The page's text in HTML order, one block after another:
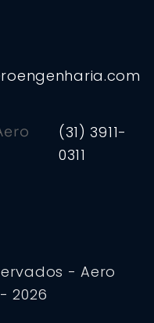
(31) 3911-
0311
- Aero
2026